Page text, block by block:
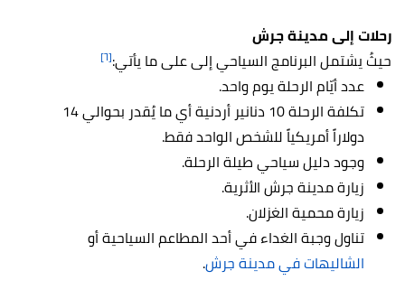
رحلات إلى مدينة جرش
حيثُ يشتمل البرنامج السياحي إلى على ما يأتي:[٦]
عدد أيّام الرحلة يوم واحد.
تكلفة الرحلة 10 دنانير أردنية أي ما يُقدر بحوالي 14
دولاراً أمريكياً للشخص الواحد فقط.
وجود دليل سياحي طيلة الرحلة.
زيارة مدينة جرش الأثرية.
زيارة محمية الغزلان.
تناول وجبة الغداء في أحد المطاعم السياحية أو
الشاليهات في مدينة جرش.